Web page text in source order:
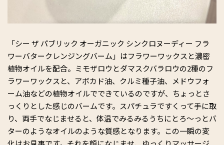
「シー ザ パブリック オーガニック シンクロヌーディー フラ
ワーバタークレンジングバーム」はフラワーワックスと濃密
植物オイルを配合。ミモザロウとダマスクバラロウの2種のフ
ラワーワックスと、アボカド油、クルミ種子油、メドウフォ
ーム油などの植物オイルでできているのですが、ちょっとさ
っくりとした感じのバームです。スパチュラですくって手に取
り、両手でなじませると、体温でみるみるうちにとろ～っとバ
ターのようなオイルのような質感となります。この一瞬の変